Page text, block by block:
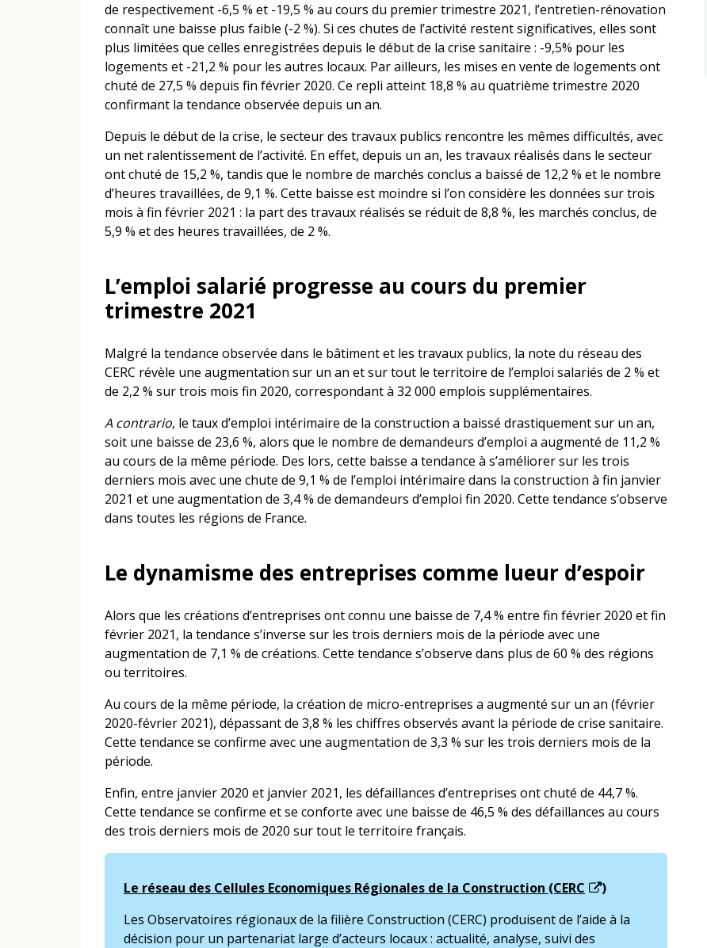
de respectivement -6,5 % et -19,5 % au cours du premier trimestre 2021, l’entretien-rénovation
connaît une baisse plus faible (-2 %). Si ces chutes de l’activité restent significatives, elles sont
plus limitées que celles enregistrées depuis le début de la crise sanitaire : -9,5% pour les
logements et -21,2 % pour les autres locaux. Par ailleurs, les mises en vente de logements ont
chuté de 27,5 % depuis fin février 2020. Ce repli atteint 18,8 % au quatrième trimestre 2020
confirmant la tendance observée depuis un an.
Depuis le début de la crise, le secteur des travaux publics rencontre les mêmes difficultés, avec
un net ralentissement de l’activité. En effet, depuis un an, les travaux réalisés dans le secteur
ont chuté de 15,2 %, tandis que le nombre de marchés conclus a baissé de 12,2 % et le nombre
d’heures travaillées, de 9,1 %. Cette baisse est moindre si l’on considère les données sur trois
mois à fin février 2021 : la part des travaux réalisés se réduit de 8,8 %, les marchés conclus, de
5,9 % et des heures travaillées, de 2 %.
L’emploi salarié progresse au cours du premier
trimestre 2021
Malgré la tendance observée dans le bâtiment et les travaux publics, la note du réseau des
CERC révèle une augmentation sur un an et sur tout le territoire de l’emploi salariés de 2 % et
de 2,2 % sur trois mois fin 2020, correspondant à 32 000 emplois supplémentaires.
A contrario, le taux d’emploi intérimaire de la construction a baissé drastiquement sur un an,
soit une baisse de 23,6 %, alors que le nombre de demandeurs d’emploi a augmenté de 11,2 %
au cours de la même période. Des lors, cette baisse a tendance à s’améliorer sur les trois
derniers mois avec une chute de 9,1 % de l’emploi intérimaire dans la construction à fin janvier
2021 et une augmentation de 3,4 % de demandeurs d’emploi fin 2020. Cette tendance s’observe
dans toutes les régions de France.
Le dynamisme des entreprises comme lueur d’espoir
Alors que les créations d’entreprises ont connu une baisse de 7,4 % entre fin février 2020 et fin
février 2021, la tendance s’inverse sur les trois derniers mois de la période avec une
augmentation de 7,1 % de créations. Cette tendance s’observe dans plus de 60 % des régions
ou territoires.
Au cours de la même période, la création de micro-entreprises a augmenté sur un an (février
2020-février 2021), dépassant de 3,8 % les chiffres observés avant la période de crise sanitaire.
Cette tendance se confirme avec une augmentation de 3,3 % sur les trois derniers mois de la
période.
Enfin, entre janvier 2020 et janvier 2021, les défaillances d’entreprises ont chuté de 44,7 %.
Cette tendance se confirme et se conforte avec une baisse de 46,5 % des défaillances au cours
des trois derniers mois de 2020 sur tout le territoire français.
Le réseau des Cellules Economiques Régionales de la Construction (CERC
)
Les Observatoires régionaux de la filière Construction (CERC) produisent de l’aide à la
décision pour un partenariat large d’acteurs locaux : actualité, analyse, suivi des